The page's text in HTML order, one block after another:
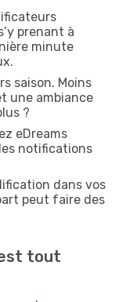
prenant à
minute
saison. Moins
une ambiance
?
eDreams
notifications
dans vos
peut faire des
tout